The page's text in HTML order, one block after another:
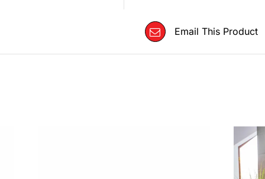
Email This Product